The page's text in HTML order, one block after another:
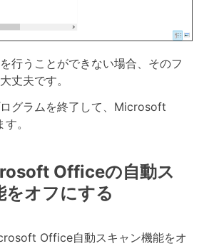
行うことができない場合、そのフ
丈夫です。
グラムを終了して、Microsoft
。
Officeの自動ス
をオフにする
Office自動スキャン機能をオ